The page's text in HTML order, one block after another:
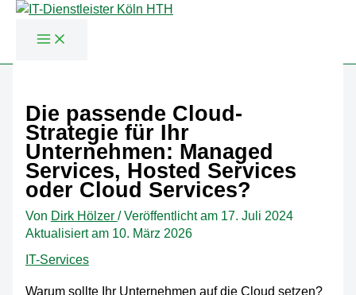
springen
Die passende Cloud-
Strategie für Ihr
Unternehmen: Managed
Services, Hosted Services
oder Cloud Services?
Von Dirk Hölzer /Veröffentlicht am 17. Juli 2024
Aktualisiert am 10. März 2026
IT-Services
Warum sollte Ihr Unternehmen auf die Cloud setzen?